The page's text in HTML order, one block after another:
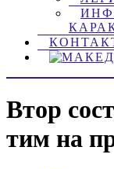
Втор
тим на